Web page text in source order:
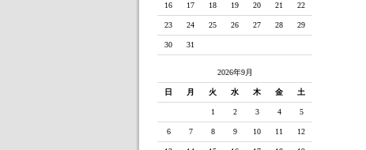
16 17 18 19 20 21 22
23 24 25 26 27 28 29
30 31
2026年9月
日 月 火 水 木 金 土
1 2 3 4 5
6 7 8 9 10 11 12